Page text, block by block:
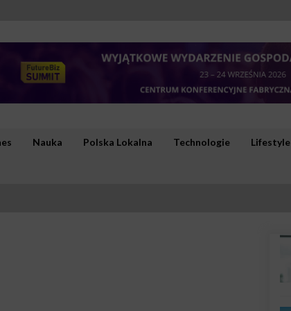
Nauka Polska Lokalna Technologie Lifestyle